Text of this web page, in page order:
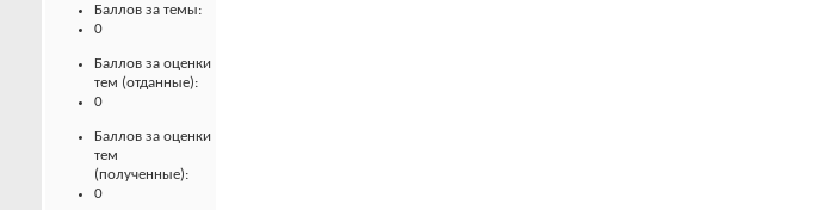
Баллов за темы:
0
Баллов за оценки
тем (отданные):
0
Баллов за оценки
тем
(полученные):
0